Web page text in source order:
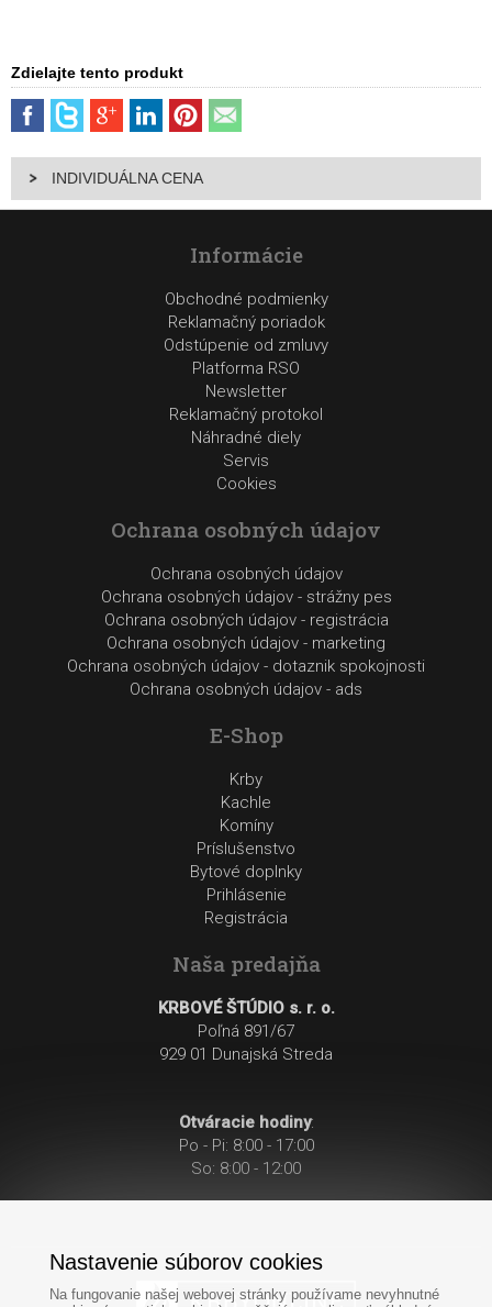
Zdielajte tento produkt
INDIVIDUÁLNA CENA
Informácie
Obchodné podmienky
Reklamačný poriadok
Odstúpenie od zmluvy
Platforma RSO
Newsletter
Reklamačný protokol
Náhradné diely
Servis
Cookies
Ochrana osobných údajov
Ochrana osobných údajov
Ochrana osobných údajov - strážny pes
Ochrana osobných údajov - registrácia
Ochrana osobných údajov - marketing
Ochrana osobných údajov - dotaznik spokojnosti
Ochrana osobných údajov - ads
E-Shop
Krby
Kachle
Komíny
Príslušenstvo
Bytové doplnky
Prihlásenie
Registrácia
Naša predajňa
KRBOVÉ ŠTÚDIO s. r. o.
Poľná 891/67
929 01 Dunajská Streda
Otváracie hodiny:
Po - Pi: 8:00 - 17:00
So: 8:00 - 12:00
Nastavenie súborov cookies
Na fungovanie našej webovej stránky používame nevyhnutné